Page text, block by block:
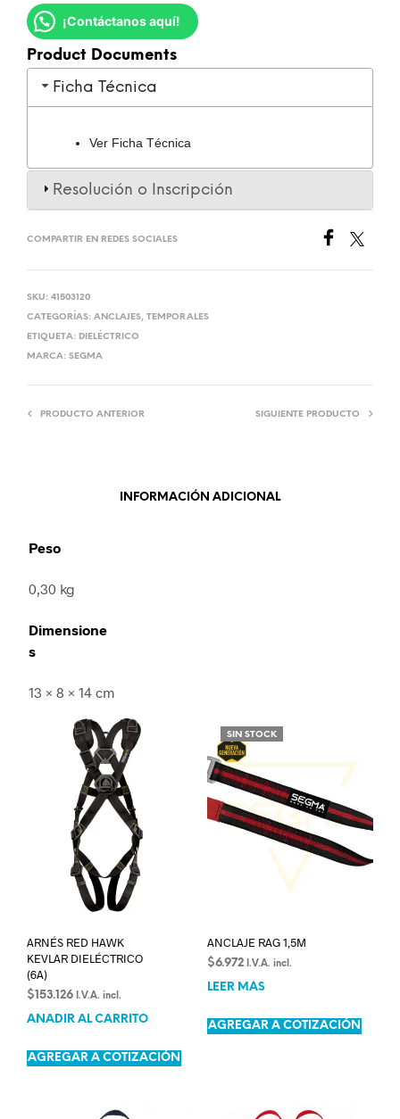
¡Contáctanos aquí!
Product Documents
Ficha Técnica
Ver Ficha Técnica
Resolución o Inscripción
COMPARTIR EN REDES SOCIALES
SKU: 41503120
CATEGORÍAS: ANCLAJES, TEMPORALES
ETIQUETA: DIELÉCTRICO
MARCA: SEGMA
PRODUCTO ANTERIOR SIGUIENTE PRODUCTO
INFORMACIÓN ADICIONAL
Peso
0,30 kg
Dimensione
s
13 × 8 × 14 cm
ARNÉS RED HAWK
KEVLAR DIELÉCTRICO
(6A)
$ 153.126 I.V.A. incl.
AÑADIR AL CARRITO
AGREGAR A COTIZACIÓN
SIN STOCK
ANCLAJE RAG 1,5M
$6.972 I.V.A. incl.
LEER MÁS
AGREGAR A COTIZACIÓN